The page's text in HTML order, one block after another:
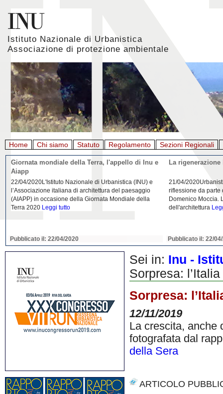
Istituto Nazionale di Urbanistica
Associazione di protezione ambientale
Home Chi siamo Statuto Regolamento Sezioni Regionali
Giornata mondiale della Terra, l'appello di Inu e
Aiapp
22/04/2020L'Istituto Nazionale di Urbanistica (INU) e
l’Associazione italiana di architettura del paesaggio
(AIAPP) in occasione della Giornata Mondiale della
Terra 2020 Leggi tutto
Pubblicato il: 22/04/2020
La
21/04/
riflessione da parte
Domenico Moccia.
dell'architettura
Pubblicato il: 22/
Sei in: Inu -
Sorpresa:
Sorpresa:
12/11/2019
La crescita, anche
fotografata dal
della Sera
ARTICOLO